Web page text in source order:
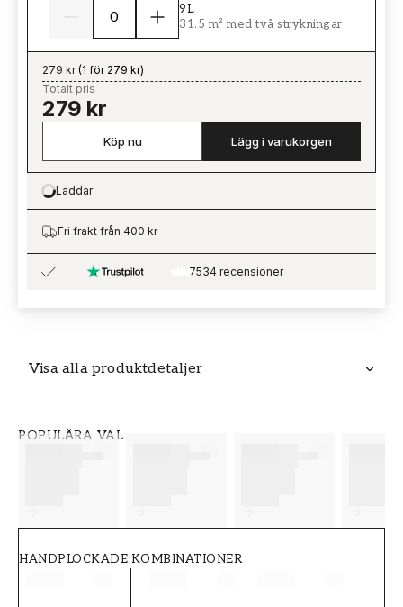
Visa alla produktdetaljer
POPULÄRA VAL
HANDPLOCKADE KOMBINATIONER
9L
31.5 m² med två strykningar
279 kr(1 för 279 kr)
Totalt pris
279 kr
Köp nu Lägg i varukorgen
Loading…
Laddar
Fri frakt från 400 kr
7534 recensioner